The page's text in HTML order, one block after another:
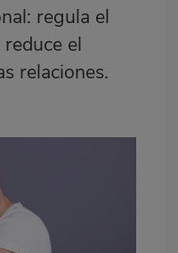
regula el
el
relaciones.